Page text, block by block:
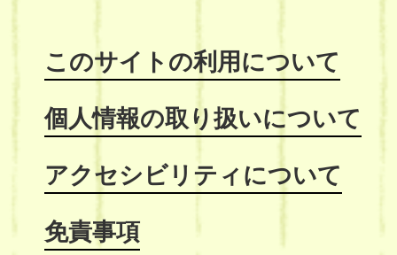
このサイトの利用について
個人情報の取り扱いについて
アクセシビリティについて
免責事項